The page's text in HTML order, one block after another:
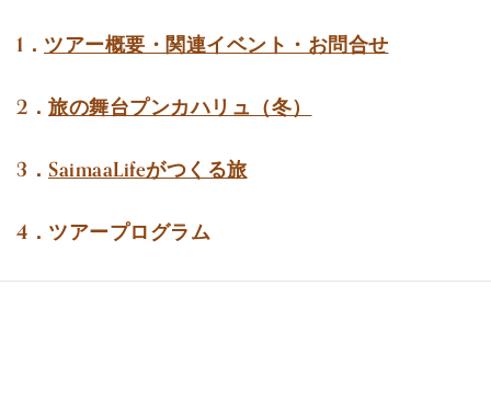
1． ツアー概要・関連イベント・お問合せ
2． 旅の舞台プンカハリュ（冬）
3． SaimaaLifeがつくる旅
4．ツアープログラム